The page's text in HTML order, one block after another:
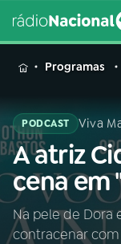
MENU
Buscar
na
Rádio
Nacional
Programas
PODCAST Viva
A atriz
cena em
Na pele de Dora
contracenar